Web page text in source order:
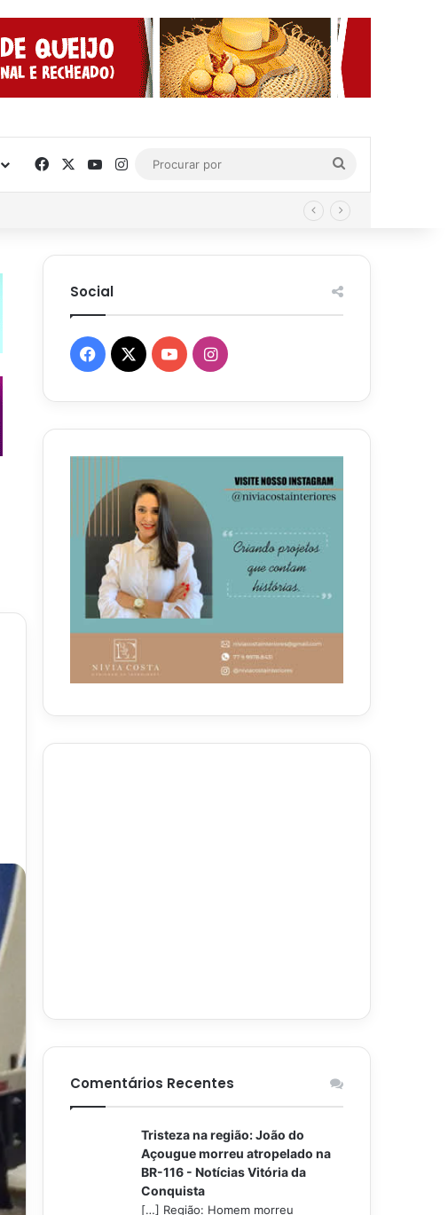
FacebookYouTube
Instagram
por
Social
Facebook
X YouTubeInstagram
Comentários Recentes
Tristeza na região: João do
Açougue morreu atropelado na
BR-116 - Notícias Vitória da
Conquista
[…] Região: Homem morreu